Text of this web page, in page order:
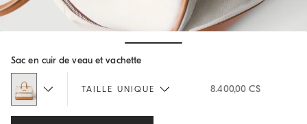
Sac en cuir de veau et vachette
TAILLE UNIQUE 8.400,00 C$